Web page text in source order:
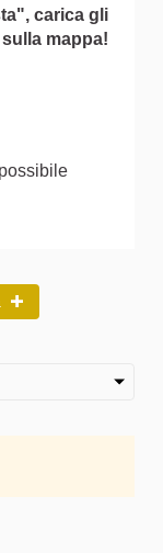
carica gli
mappa!